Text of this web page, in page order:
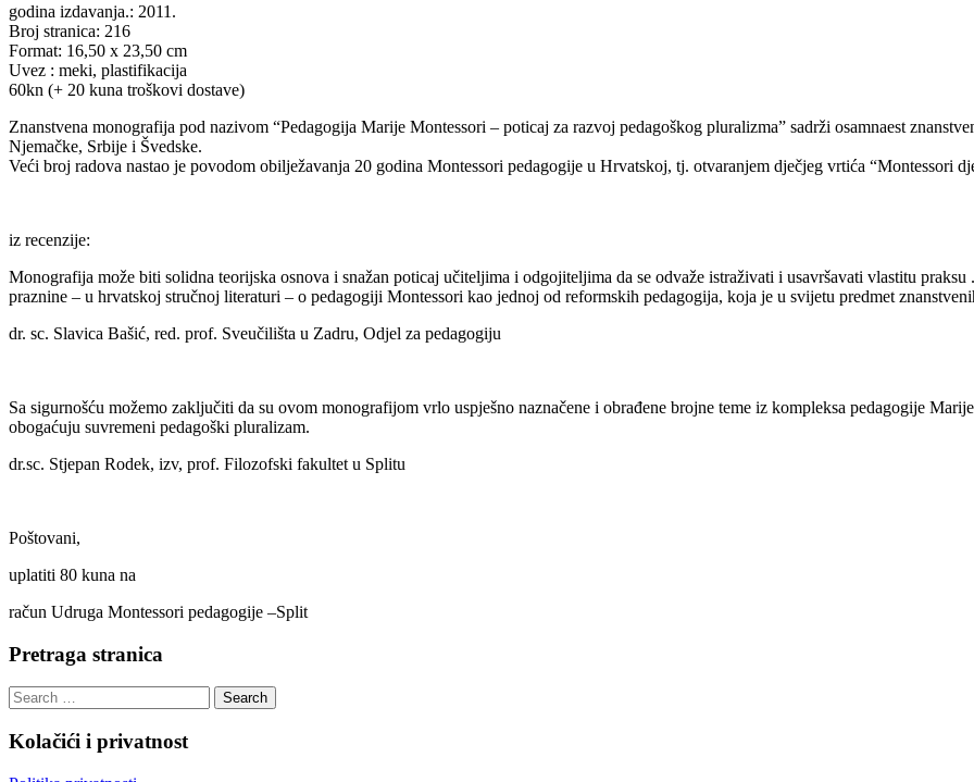
godina izdavanja.: 2011.
Broj stranica: 216
Format: 16,50 x 23,50 cm
Uvez : meki, plastifikacija
60kn (+ 20 kuna troškovi dostave)
Znanstvena monografija pod nazivom “Pedagogija Marije Montessori – poticaj za razvoj pedagoškog pluralizma” sadrži osamnaest
Njemačke, Srbije i Švedske.
Veći broj radova nastao je povodom obilježavanja 20 godina Montessori pedagogije u Hrvatskoj, tj. otvaranjem dječjeg vrtića “Montessori
iz recenzije:
Monografija može biti solidna teorijska osnova i snažan poticaj učiteljima i odgojiteljima da se odvaže istraživati i usavršavati vlastitu
praznine – u hrvatskoj stručnoj literaturi – o pedagogiji Montessori kao jednoj od reformskih pedagogija, koja je u svijetu predmet
dr. sc. Slavica Bašić, red. prof. Sveučilišta u Zadru, Odjel za pedagogiju
Sa sigurnošću možemo zaključiti da su ovom monografijom vrlo uspješno naznačene i obrađene brojne teme iz kompleksa pedagogije
obogaćuju suvremeni pedagoški pluralizam.
dr.sc. Stjepan Rodek, izv, prof. Filozofski fakultet u Splitu
Poštovani,
uplatiti 80 kuna na
račun Udruga Montessori pedagogije –Split
Pretraga stranica
Kolačići i privatnost